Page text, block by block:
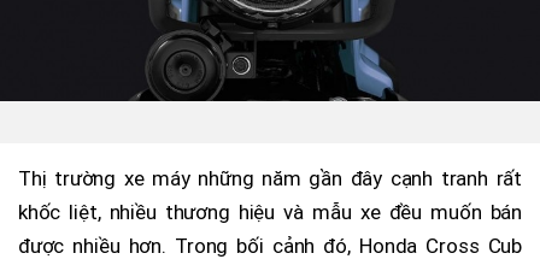
Thị trường xe máy những năm gần đây cạnh tranh rất
khốc liệt, nhiều thương hiệu và mẫu xe đều muốn bán
được nhiều hơn. Trong bối cảnh đó, Honda Cross Cub